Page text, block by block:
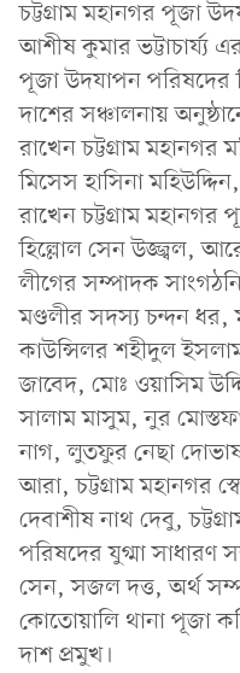
চট্টগ্রাম মহানগর পূজা
আশীষ কুমার ভট্টাচার্য্য
পূজা উদযাপন পরিষদের
দাশের সঞ্চালনায়
রাখেন চট্টগ্রাম মহানগর
মিসেস হাসিনা
রাখেন চট্টগ্রাম
হিল্লোল সেন উজ্জ্বল,
লীগের সম্পাদক
মণ্ডলীর সদস্য চন্দন
কাউন্সিলর শহীদুল
জাবেদ, মোঃ ওয়াসিম
সালাম মাসুম, নুর
নাগ, লুতফুর নেছা
আরা, চট্টগ্রাম মহানগর
দেবাশীষ নাথ দেবু,
পরিষদের যুগ্মা সাধারণ
সেন, সজল দত্ত, অর্থ
কোতোয়ালি থানা পূজা
দাশ প্রমুখ।